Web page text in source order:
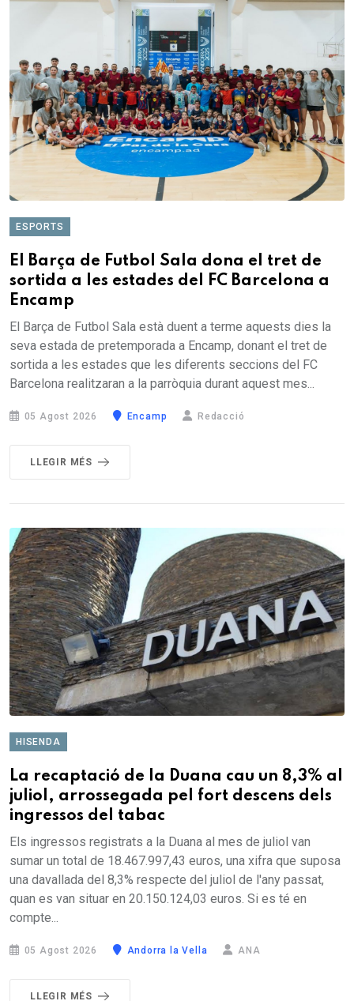
ESPORTS
El Barça de Futbol Sala dona el tret de
sortida a les estades del FC Barcelona a
Encamp
El Barça de Futbol Sala està duent a terme aquests dies la
seva estada de pretemporada a Encamp, donant el tret de
sortida a les estades que les diferents seccions del FC
Barcelona realitzaran a la parròquia durant aquest mes...
05 Agost 2026 Encamp Redacció
LLEGIR MÉS
HISENDA
La recaptació de la Duana cau un 8,3% al
juliol, arrossegada pel fort descens dels
ingressos del tabac
Els ingressos registrats a la Duana al mes de juliol van
sumar un total de 18.467.997,43 euros, una xifra que suposa
una davallada del 8,3% respecte del juliol de l'any passat,
quan es van situar en 20.150.124,03 euros. Si es té en
compte...
05 Agost 2026 Andorra la Vella ANA
LLEGIR MÉS